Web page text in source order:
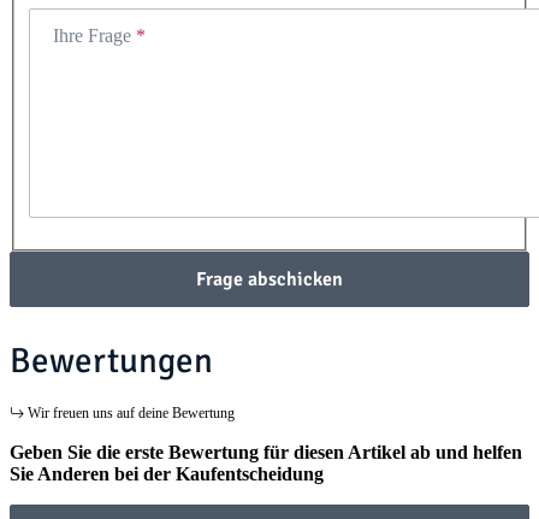
Ihre Frage
Frage abschicken
Bewertungen
Wir freuen uns auf deine Bewertung
Geben Sie die erste Bewertung für diesen Artikel ab und helfen
Sie Anderen bei der Kaufentscheidung